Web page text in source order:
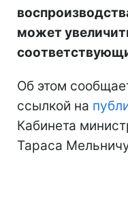
может
Об этом
ссылкой на
Кабинета
Тараса